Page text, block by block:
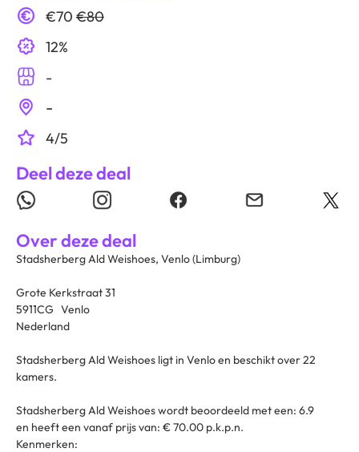
€70 €80
12%
-
-
4/5
Deel deze deal
Over deze deal
Stadsherberg Ald Weishoes, Venlo (Limburg)
Grote Kerkstraat 31
5911CG Venlo
Nederland
Stadsherberg Ald Weishoes ligt in Venlo en beschikt over 22
kamers.
Stadsherberg Ald Weishoes wordt beoordeeld met een: 6.9
en heeft een vanaf prijs van: € 70.00 p.k.p.n.
Kenmerken: